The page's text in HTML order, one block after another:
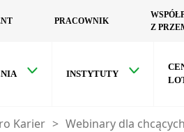
PRACOWNIK
Z
INSTYTUTY
Karier > Webinary dla